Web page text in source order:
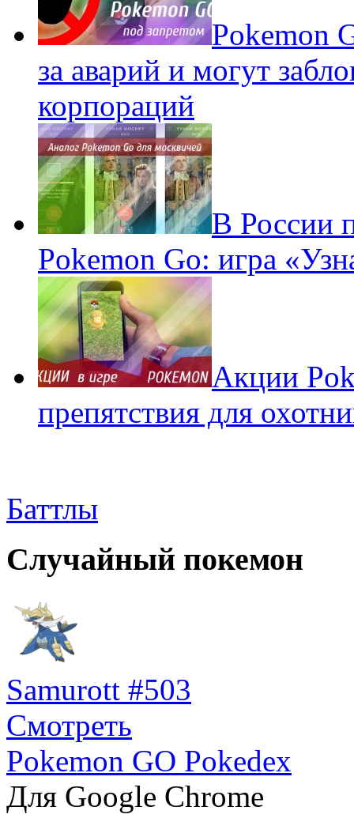
Pokеmon
за аварий и могут
корпораций
В России
Pokemon Go: игра
Акции
препятствия для
Баттлы
Случайный покемон
Samurott #503
Смотреть
Pokemon GO Pokedex
Для Google Chrome